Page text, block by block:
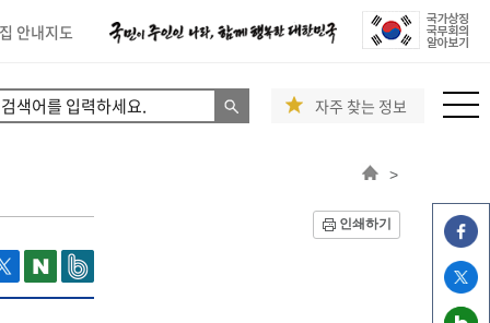
안내지도
자주 찾는 정보
>
인쇄하기